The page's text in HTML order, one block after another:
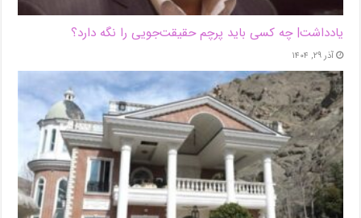
یادداشت| ‌چه کسی باید پرچم حقیقت‌جویی را نگه دارد؟
آذر ۲۹, ۱۴۰۴